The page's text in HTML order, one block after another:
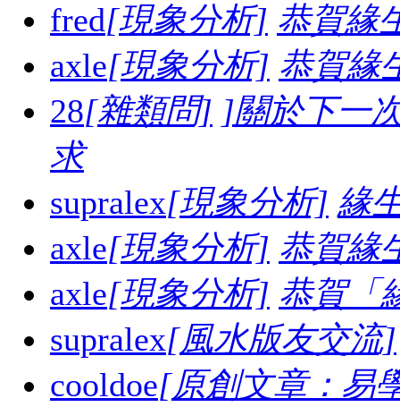
fred[現象分析] 恭賀緣
axle[現象分析] 恭賀緣
28[雜類問] ]關於下一
求
supralex[現象分析] 緣
axle[現象分析] 恭賀緣
axle[現象分析] 恭賀「
supralex[風水版友交流]
cooldoe[原創文章：易